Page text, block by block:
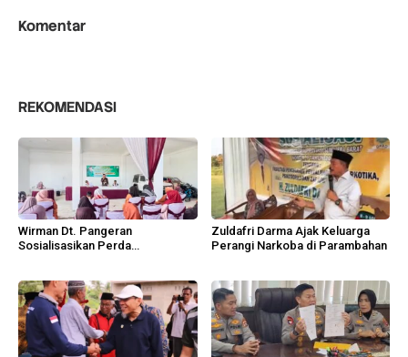
Komentar
REKOMENDASI
Wirman Dt. Pangeran
Sosialisasikan Perda
Zuldafri Darma Ajak Keluarga
Perangi Narkoba di Parambahan